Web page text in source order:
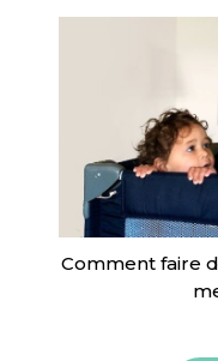
Comment faire